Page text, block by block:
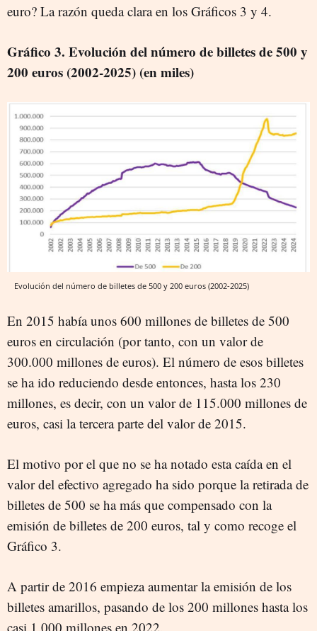
euro? La razón queda clara en los Gráficos 3 y 4.
Gráfico 3. Evolución del número de billetes de 500 y
200 euros (2002-2025) (en miles)
Evolución del número de billetes de 500 y 200 euros (2002-2025)
En 2015 había unos 600 millones de billetes de 500
euros en circulación (por tanto, con un valor de
300.000 millones de euros). El número de esos billetes
se ha ido reduciendo desde entonces, hasta los 230
millones, es decir, con un valor de 115.000 millones de
euros, casi la tercera parte del valor de 2015.
El motivo por el que no se ha notado esta caída en el
valor del efectivo agregado ha sido porque la retirada de
billetes de 500 se ha más que compensado con la
emisión de billetes de 200 euros, tal y como recoge el
Gráfico 3.
A partir de 2016 empieza aumentar la emisión de los
billetes amarillos, pasando de los 200 millones hasta los
casi 1.000 millones en 2022.